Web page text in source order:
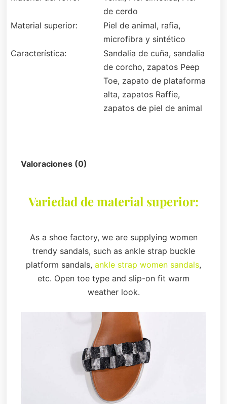
de cerdo
Material superior:
Piel de animal, rafia,
microfibra y sintético
Característica:
Sandalia de cuña, sandalia
de corcho, zapatos Peep
Toe, zapato de plataforma
alta, zapatos Raffie,
zapatos de piel de animal
Valoraciones (0)
Variedad de material superior:
As a shoe factory, we are supplying women
trendy sandals, such as ankle strap buckle
platform sandals, ankle strap women sandals,
etc. Open toe type and slip-on fit warm
weather look.